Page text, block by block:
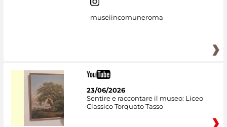
museiincomuneroma
23/06/2026
Sentire e raccontare il museo: Liceo
Classico Torquato Tasso